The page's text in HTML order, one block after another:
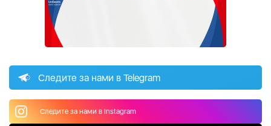
Следите за нами в Telegram
Следите за нами в Instagram